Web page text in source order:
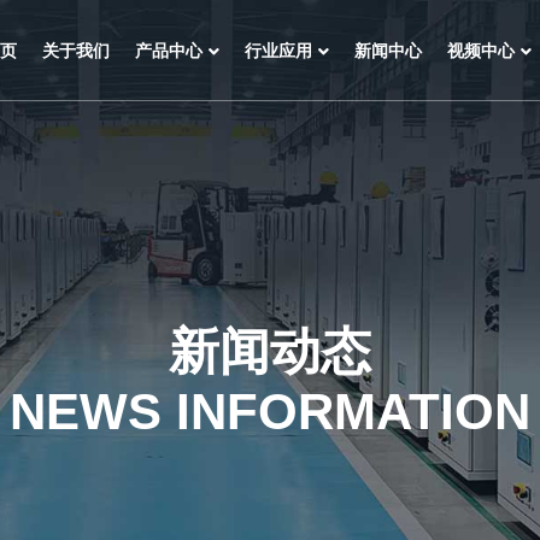
关于我们 产品中心 行业应用 新闻中心 视频中心
新闻动态
NEWS INFORMATION